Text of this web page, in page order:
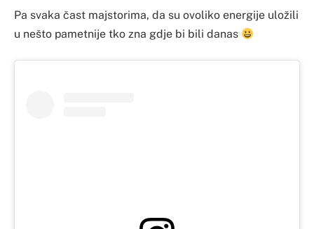
Pa svaka čast majstorima, da su ovoliko energije uložili
u nešto pametnije tko zna gdje bi bili danas